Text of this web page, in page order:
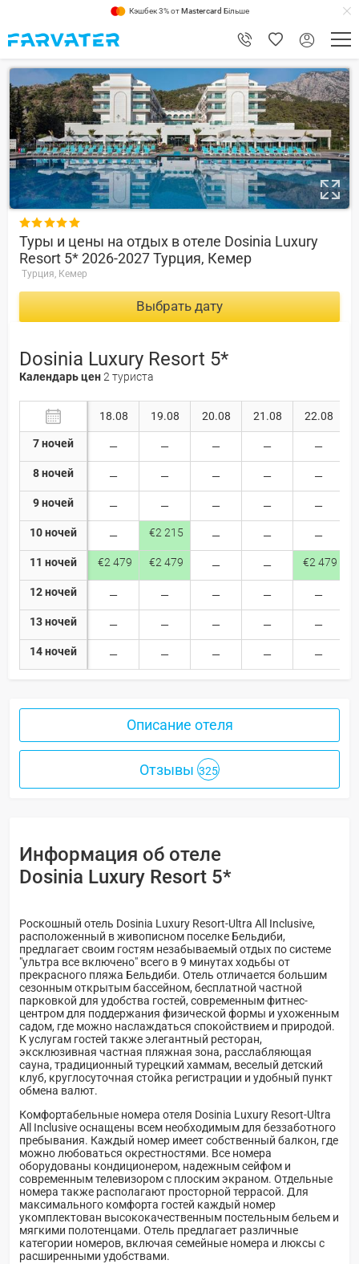
Кэшбек 3% отMastercard Більше
8.2

Туры и цены на отдых в отеле Dosinia Luxury
Resort 5* 2026-2027 Турция, Кемер
Турция, Кемер
Выбрать дату
Dosinia Luxury Resort 5*
Календарь цен2 туриста
7 ночей
8 ночей
9 ночей
10 ночей
11 ночей
12 ночей
13 ночей
14 ночей
18.08 19.08 20.08 21.08 22.08
€2 215
€2 479 €2 479 €2 479
Описание отеля
Отзывы 325
Информация об отеле
Dosinia Luxury Resort 5*
Роскошный отель Dosinia Luxury Resort-Ultra All Inclusive,
расположенный в живописном поселке Бельдиби,
предлагает своим гостям незабываемый отдых по системе
"ультра все включено" всего в 9 минутах ходьбы от
прекрасного пляжа Бельдиби. Отель отличается большим
сезонным открытым бассейном, бесплатной частной
парковкой для удобства гостей, современным фитнес-
центром для поддержания физической формы и ухоженным
садом, где можно наслаждаться спокойствием и природой.
К услугам гостей также элегантный ресторан,
эксклюзивная частная пляжная зона, расслабляющая
сауна, традиционный турецкий хаммам, веселый детский
клуб, круглосуточная стойка регистрации и удобный пункт
обмена валют.
Комфортабельные номера отеля Dosinia Luxury Resort-Ultra
All Inclusive оснащены всем необходимым для беззаботного
пребывания. Каждый номер имеет собственный балкон, где
можно любоваться окрестностями. Все номера
оборудованы кондиционером, надежным сейфом и
современным телевизором с плоским экраном. Отдельные
номера также располагают просторной террасой. Для
максимального комфорта гостей каждый номер
укомплектован высококачественным постельным бельем и
мягкими полотенцами. Отель предлагает различные
категории номеров, включая семейные номера и люксы с
расширенными удобствами.